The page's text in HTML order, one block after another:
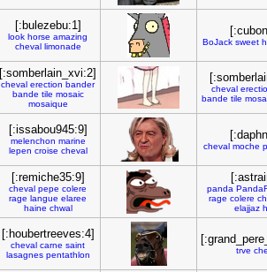
[:bulezebu:1]
look horse amazing
cheval limonade BoJack sweet
[:somberlain_xvi:2]
cheval erection bander
bande tile mosaic
mosaique
cheval
bande tile
[:issabou945:9]
melenchon marine
lepen croise cheval cheval moche
[:remiche35:9]
cheval pepe colere
rage langue elaree
haine chwal
panda
rage colere
elajjaz
[:houbertreeves:4]
cheval carne saint
lasagnes pentathlon trve